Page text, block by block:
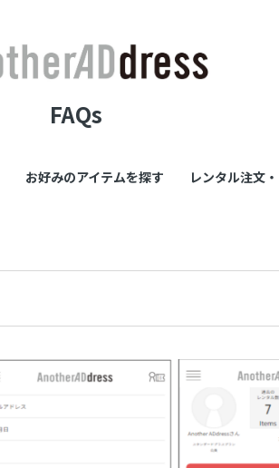
FAQs
お好みのアイテムを探す レンタル注文